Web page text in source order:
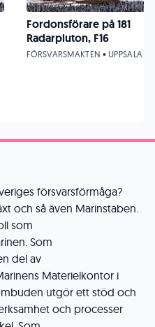
försvarsförmåga?
och så även Marinstaben.
som
Som
del av
Materielkontor i
utgör ett stöd och
och processer
Fordonsförare på 181
Radarpluton, F16
FÖRSVARSMAKTEN • UPPSALA